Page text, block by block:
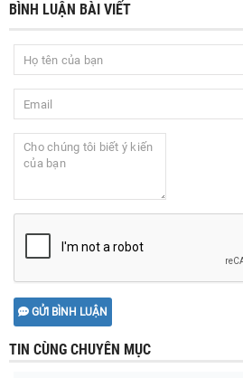
BÌNH LUẬN BÀI VIẾT
GỬI BÌNH LUẬN
TIN CÙNG CHUYÊN MỤC